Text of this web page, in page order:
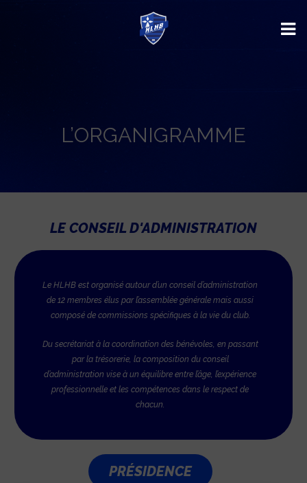
L’ORGANIGRAMME
LE CONSEIL D'ADMINISTRATION
Le HLHB est organisé autour d’un conseil d’administration
de 12 membres élus par l’assemblée générale mais aussi
composé de commissions spécifiques à la vie du club.
Du secrétariat à la coordination des bénévoles, en passant
par la trésorerie, la composition du conseil
d’administration vise à un équilibre entre l’âge, l’expérience
professionnelle et les compétences dans le respect de
chacun.
PRÉSIDENCE